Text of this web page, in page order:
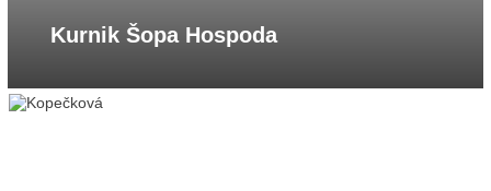
Kurnik Šopa Hospoda